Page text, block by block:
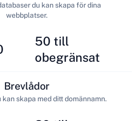
du kan skapa för dina
webbplatser.
50 till
obegränsat
Brevlådor
skapa med ditt domännamn.